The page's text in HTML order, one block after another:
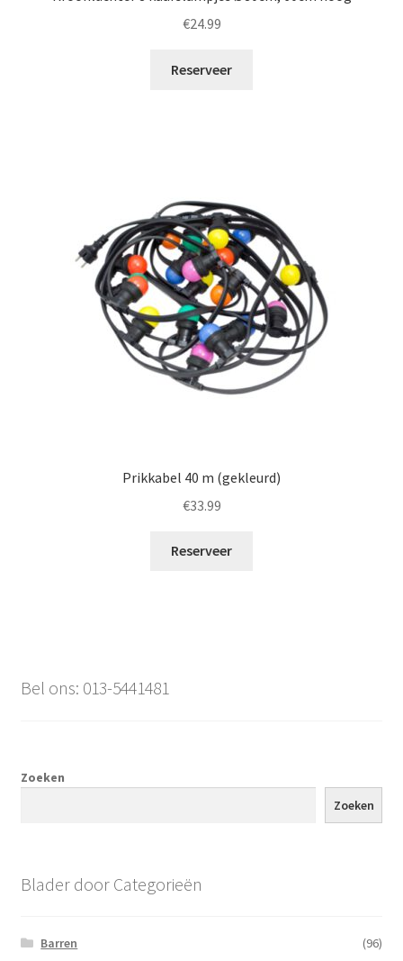
€24.99
Reserveer
Prikkabel 40 m (gekleurd)
€33.99
Reserveer
Bel ons: 013-5441481
Zoeken
Zoeken
Blader door Categorieën
Barren
(96)